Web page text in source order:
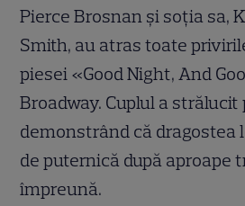
Pierce Brosnan și soția sa,
Smith, au atras toate
piesei «Good Night, And
Broadway. Cuplul a strălucit
demonstrând că dragostea
de puternică după aproape
împreună.